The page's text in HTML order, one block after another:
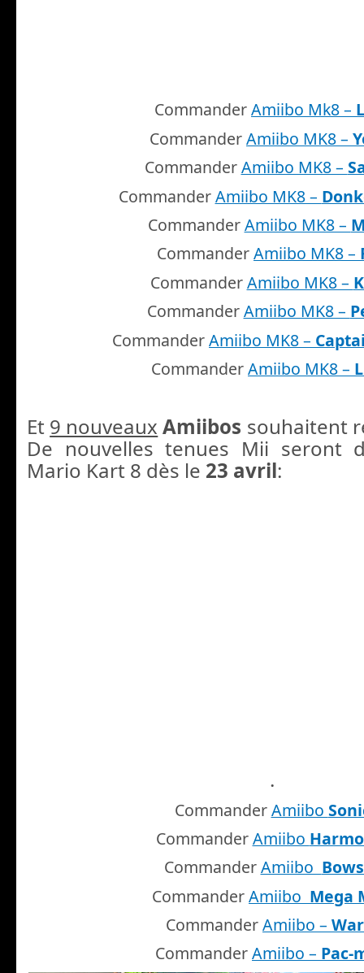
CommanderAmiibo Mk8 –
CommanderAmiibo MK8 –
CommanderAmiibo MK8 –
CommanderAmiibo MK8 –
CommanderAmiibo MK8 –
CommanderAmiibo MK8 –
CommanderAmiibo MK8 –
CommanderAmiibo MK8 –
CommanderAmiibo MK8 –
CommanderAmiibo MK8 –
Et 9 nouveaux Amiibos souhaitent
De nouvelles tenues Mii seront
Mario Kart 8 dès le 23 avril:
.
CommanderAmiibo
CommanderAmiibo
CommanderAmiibo
CommanderAmiibo Mega
CommanderAmiibo –
CommanderAmiibo – Pac-